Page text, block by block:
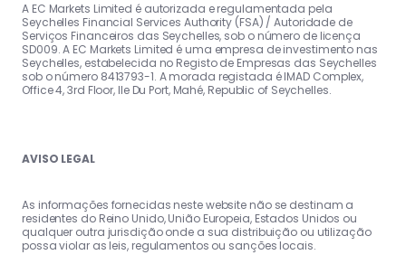
A EC Markets Limited é autorizada e regulamentada pela
Seychelles Financial Services Authority (FSA) / Autoridade de
Serviços Financeiros das Seychelles, sob o número de licença
SD009. A EC Markets Limited é uma empresa de investimento nas
Seychelles, estabelecida no Registo de Empresas das Seychelles
sob o número 8413793-1. A morada registada é IMAD Complex,
Office 4, 3rd Floor, Ile Du Port, Mahé, Republic of Seychelles.
AVISO LEGAL
As informações fornecidas neste website não se destinam a
residentes do Reino Unido, União Europeia, Estados Unidos ou
qualquer outra jurisdição onde a sua distribuição ou utilização
possa violar as leis, regulamentos ou sanções locais.